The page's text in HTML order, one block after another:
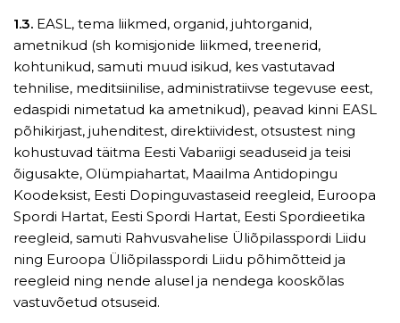
1.3. EASL, tema liikmed, organid, juhtorganid,
ametnikud (sh komisjonide liikmed, treenerid,
kohtunikud, samuti muud isikud, kes vastutavad
tehnilise, meditsiinilise, administratiivse tegevuse eest,
edaspidi nimetatud ka ametnikud), peavad kinni EASL
põhikirjast, juhenditest, direktiividest, otsustest ning
kohustuvad täitma Eesti Vabariigi seaduseid ja teisi
õigusakte, Olümpiahartat, Maailma Antidopingu
Koodeksist, Eesti Dopinguvastaseid reegleid, Euroopa
Spordi Hartat, Eesti Spordi Hartat, Eesti Spordieetika
reegleid, samuti Rahvusvahelise Üliõpilasspordi Liidu
ning Euroopa Üliõpilasspordi Liidu põhimõtteid ja
reegleid ning nende alusel ja nendega kooskõlas
vastuvõetud otsuseid.